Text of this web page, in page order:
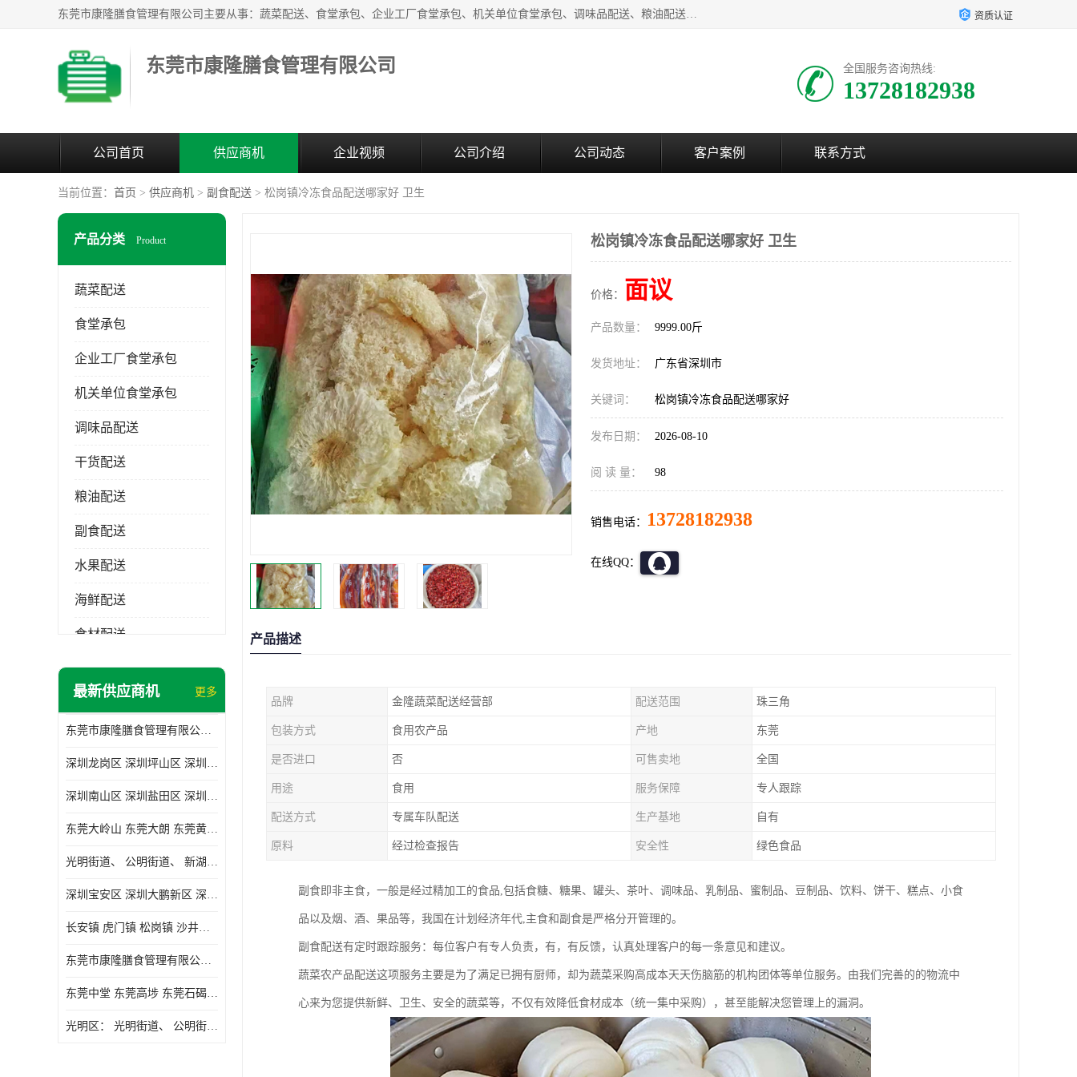
东莞市康隆膳食管理有限公司主要从事：蔬菜配送、食堂承包、企业工厂食堂承包、机关单位食堂承包、调味品配送、粮油配送、干货配送、副食配送、水果配送、海鲜配送等业务，东莞蔬菜配送电话，咨询在线客服。 资质认证
东莞市康隆膳食管理有限公司 全国服务咨询热线:
13728182938
公司首页 供应商机 企业视频 公司介绍 公司动态 客户案例 联系方式
当前位置： 首页 > 供应商机 > 副食配送 > 松岗镇冷冻食品配送哪家好 卫生
产品分类 Product
蔬菜配送
食堂承包
企业工厂食堂承包
机关单位食堂承包
调味品配送
干货配送
粮油配送
副食配送
水果配送
海鲜配送
食材配送
最新供应商机 更多
东莞市康隆膳食管理有限公司主要经营蔬菜配送 东莞食堂承包 光明蔬菜配送 深圳市食堂承包 深圳市蔬菜配送等业务 欢迎咨询了解
深圳龙岗区 深圳坪山区 深圳光明区 深圳龙华区
深圳南山区 深圳盐田区 深圳福田区 深圳罗湖区 深圳龙岗区
东莞大岭山 东莞大朗 东莞黄江 东莞樟木头 蔬菜配送
光明街道、 公明街道、 新湖街道、
深圳宝安区 深圳大鹏新区 深圳特别合作区
长安镇 虎门镇 松岗镇 沙井镇 公明镇 莞城街道 南城街道 东城街道 万江街道 石碣镇 石龙镇 茶山镇 石排镇 企石镇 横沥镇
东莞市康隆膳食管理有限公司 长安蔬菜配送 虎门蔬菜配送 大岭山蔬菜配送
东莞中堂 东莞高埗 东莞石碣 东莞望牛墩 东莞洪梅 东莞道滘 东莞石龙镇 东莞石排镇
光明区： 光明街道、 公明街道、 新湖街道、 凤凰街道、 玉塘街道、 马田街道
松岗镇冷冻食品配送哪家好 卫生
价格： 面议
产品数量： 9999.00斤
发货地址： 广东省深圳市
关键词： 松岗镇冷冻食品配送哪家好
发布日期： 2026-08-10
阅 读 量： 98
销售电话： 13728182938
在线QQ：
产品描述
品牌 金隆蔬菜配送经营部 配送范围 珠三角
包装方式 食用农产品 产地 东莞
是否进口 否 可售卖地 全国
用途 食用 服务保障 专人跟踪
配送方式 专属车队配送 生产基地 自有
原料 经过检查报告 安全性 绿色食品
副食即非主食，一般是经过精加工的食品,包括食糖、糖果、罐头、茶叶、调味品、乳制品、蜜制品、豆制品、饮料、饼干、糕点、小食
品以及烟、酒、果品等，我国在计划经济年代,主食和副食是严格分开管理的。
副食配送有定时跟踪服务：每位客户有专人负责，有，有反馈，认真处理客户的每一条意见和建议。
蔬菜农产品配送这项服务主要是为了满足已拥有厨师，却为蔬菜采购高成本天天伤脑筋的机构团体等单位服务。由我们完善的的物流中
心来为您提供新鲜、卫生、安全的蔬菜等，不仅有效降低食材成本（统一集中采购），甚至能解决您管理上的漏洞。